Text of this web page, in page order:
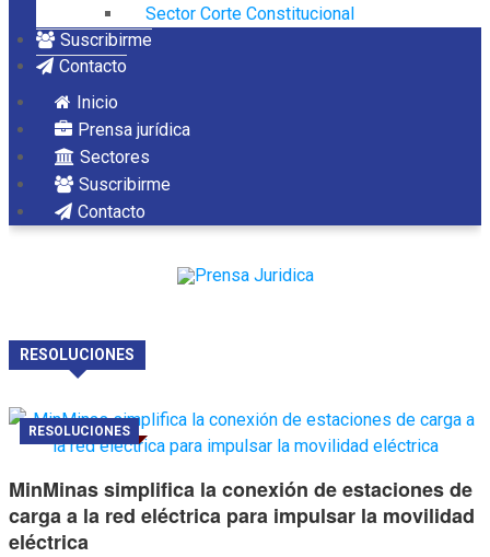
Sector Corte Constitucional
Suscribirme
Contacto
Inicio
Prensa jurídica
Sectores
Suscribirme
Contacto
RESOLUCIONES
RESOLUCIONES
MinMinas simplifica la conexión de estaciones de
carga a la red eléctrica para impulsar la movilidad
eléctrica